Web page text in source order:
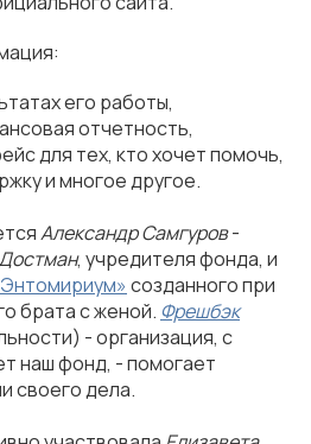
его работы,
отчетность,
для тех, кто хочет помочь,
и многое другое.
Александр Самгуров-
, учредителя фонда, и
томириум» созданного при
брата с женой. Фрешбэк
- организация, с
наш фонд, - помогает
своего дела.